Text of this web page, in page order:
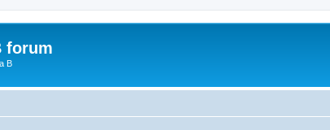
forum
B